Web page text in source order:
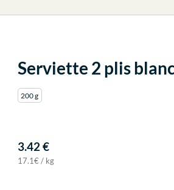
Serviette 2 plis
200 g
3.42 €
17.1€ / kg